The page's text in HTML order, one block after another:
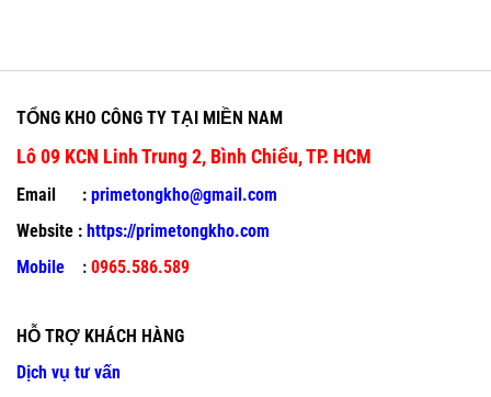
TỔNG KHO CÔNG TY TẠI MIỀN NAM
Lô 09 KCN Linh Trung 2, Bình Chiểu, TP. HCM
Email : primetongkho@gmail.com
Website : https://primetongkho.com
Mobile : 0965.586.589
HỖ TRỢ KHÁCH HÀNG
Dịch vụ tư vấn